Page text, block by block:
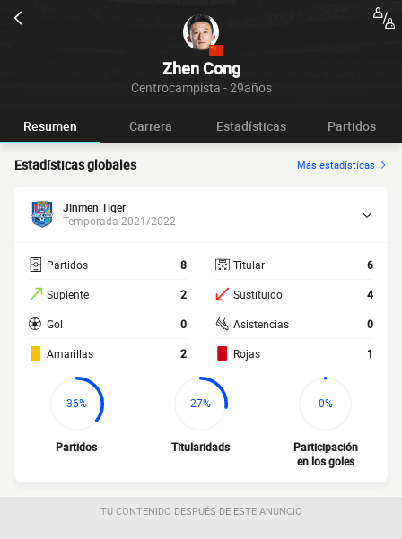
Zhen Cong
Centrocampista - 29años
Resumen Carrera Estadísticas Partidos
Estadísticas globales Más estadísticas
Jinmen Tiger
Temporada 2021/2022
Partidos 8
Suplente 2
Gol 0
Amarillas 2
Titular 6
Sustituido 4
Asistencias 0
Rojas 1
36%
Partidos
27%
Titularidads
0%
Participación
en los goles
TU CONTENIDO DESPUÉS DE ESTE ANUNCIO